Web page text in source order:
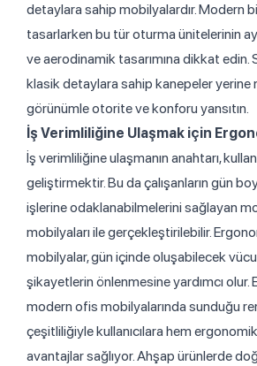
detaylara sahip mobilyalardır. Modern
tasarlarken bu tür oturma ünitelerinin
ve aerodinamik tasarımına dikkat edin.
klasik detaylara sahip kanepeler yerine
görünümle otorite ve konforu yansıtın.
İş Verimliliğine Ulaşmak için
İş verimliliğine ulaşmanın anahtarı,
geliştirmektir. Bu da çalışanların gün
işlerine odaklanabilmelerini sağlayan
mobilyaları ile gerçekleştirilebilir.
mobilyalar, gün içinde oluşabilecek
şikayetlerin önlenmesine yardımcı olur.
modern ofis mobilyalarında sunduğu
çeşitliliğiyle kullanıcılara hem
avantajlar sağlıyor. Ahşap ürünlerde